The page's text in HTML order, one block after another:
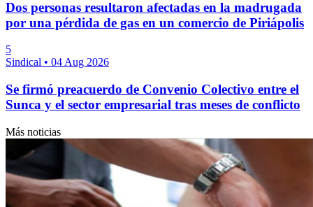
Dos personas resultaron afectadas en la madrugada
por una pérdida de gas en un comercio de Piriápolis
5
Sindical • 04 Aug 2026
Se firmó preacuerdo de Convenio Colectivo entre el
Sunca y el sector empresarial tras meses de conflicto
Más noticias